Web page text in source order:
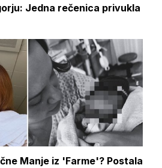
Jedna rečenica privukla
Manje iz 'Farme'? Postala